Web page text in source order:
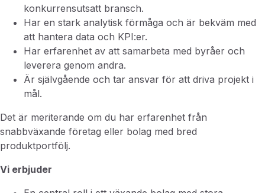
konkurrensutsatt bransch.
Har en stark analytisk förmåga och är bekväm med
att hantera data och KPI:er.
Har erfarenhet av att samarbeta med byråer och
leverera genom andra.
Är självgående och tar ansvar för att driva projekt i
mål.
Det är meriterande om du har erfarenhet från
snabbväxande företag eller bolag med bred
produktportfölj.
Vi erbjuder